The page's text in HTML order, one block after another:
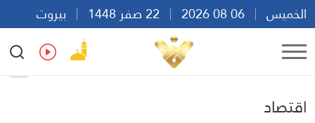
الخميس
بيروت
18:09
Ar
اقتصاد